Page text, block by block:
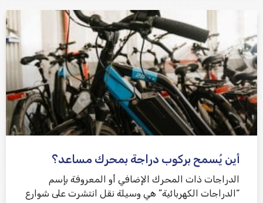
أين يُسمح بركوب دراجة بمحرك مساعد؟
الدراجات ذات المحرك الإضافي أو المعروفة بإسم
“الدراجات الكهربائية” هي وسيلة نقل انتشرت على شوارع